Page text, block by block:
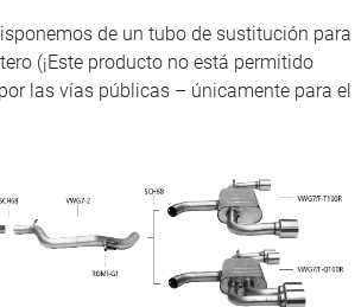
de un tubo de sustitución para
(¡Este producto no está permitido
las vías públicas – únicamente para el